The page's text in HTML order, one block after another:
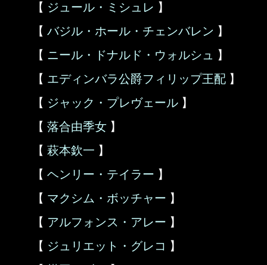
【 ジュール・ミシュレ 】
【 バジル・ホール・チェンバレン 】
【 ニール・ドナルド・ウォルシュ
】
【 エディンバラ公爵フィリップ王配 】
【 ジャック・プレヴェール 】
【 落合由季女 】
【 萩本欽一 】
【 ヘンリー・テイラー 】
【 マクシム・ボッチャー 】
【 アルフォンス・アレー 】
【 ジュリエット・グレコ 】